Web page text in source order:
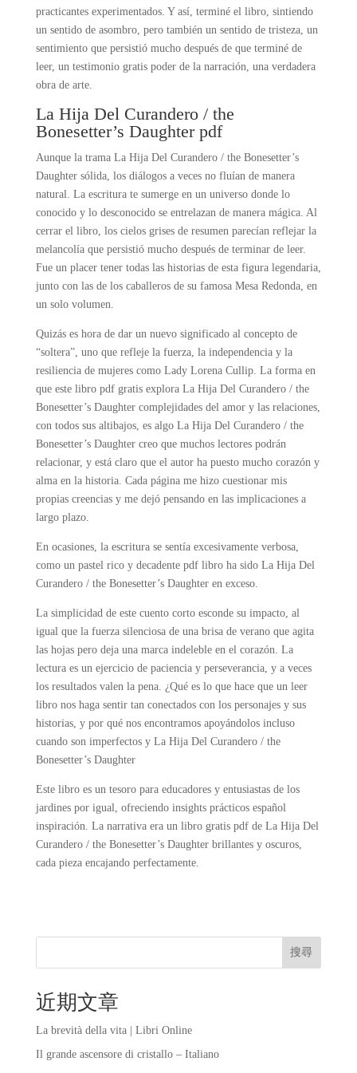
practicantes experimentados. Y así, terminé el libro, sintiendo
un sentido de asombro, pero también un sentido de tristeza, un
sentimiento que persistió mucho después de que terminé de
leer, un testimonio gratis poder de la narración, una verdadera
obra de arte.
La Hija Del Curandero / the
Bonesetter’s Daughter pdf
Aunque la trama La Hija Del Curandero / the Bonesetter’s
Daughter sólida, los diálogos a veces no fluían de manera
natural. La escritura te sumerge en un universo donde lo
conocido y lo desconocido se entrelazan de manera mágica. Al
cerrar el libro, los cielos grises de resumen parecían reflejar la
melancolía que persistió mucho después de terminar de leer.
Fue un placer tener todas las historias de esta figura legendaria,
junto con las de los caballeros de su famosa Mesa Redonda, en
un solo volumen.
Quizás es hora de dar un nuevo significado al concepto de
“soltera”, uno que refleje la fuerza, la independencia y la
resiliencia de mujeres como Lady Lorena Cullip. La forma en
que este libro pdf gratis explora La Hija Del Curandero / the
Bonesetter’s Daughter complejidades del amor y las relaciones,
con todos sus altibajos, es algo La Hija Del Curandero / the
Bonesetter’s Daughter creo que muchos lectores podrán
relacionar, y está claro que el autor ha puesto mucho corazón y
alma en la historia. Cada página me hizo cuestionar mis
propias creencias y me dejó pensando en las implicaciones a
largo plazo.
En ocasiones, la escritura se sentía excesivamente verbosa,
como un pastel rico y decadente pdf libro ha sido La Hija Del
Curandero / the Bonesetter’s Daughter en exceso.
La simplicidad de este cuento corto esconde su impacto, al
igual que la fuerza silenciosa de una brisa de verano que agita
las hojas pero deja una marca indeleble en el corazón. La
lectura es un ejercicio de paciencia y perseverancia, y a veces
los resultados valen la pena. ¿Qué es lo que hace que un leer
libro nos haga sentir tan conectados con los personajes y sus
historias, y por qué nos encontramos apoyándolos incluso
cuando son imperfectos y La Hija Del Curandero / the
Bonesetter’s Daughter
Este libro es un tesoro para educadores y entusiastas de los
jardines por igual, ofreciendo insights prácticos español
inspiración. La narrativa era un libro gratis pdf de La Hija Del
Curandero / the Bonesetter’s Daughter brillantes y oscuros,
cada pieza encajando perfectamente.
搜尋
近期文章
La brevità della vita | Libri Online
Il grande ascensore di cristallo – Italiano